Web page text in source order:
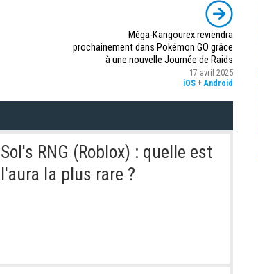
Méga-Kangourex reviendra
prochainement dans Pokémon GO grâce
à une nouvelle Journée de Raids
17 avril 2025
iOS +Android
Sol's RNG (Roblox) : quelle est
l'aura la plus rare ?